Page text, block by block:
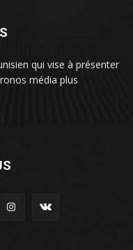
qui vise à présenter
média plus